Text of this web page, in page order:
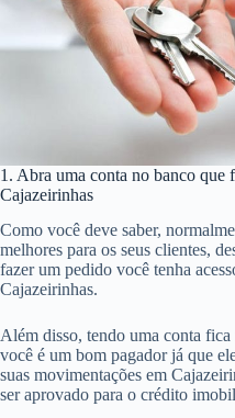
1. Abra uma conta no banco que
Cajazeirinhas
Como você deve saber,
melhores para os seus clientes,
fazer um pedido você tenha
Cajazeirinhas.
Além disso, tendo uma conta
você é um bom pagador já que
suas movimentações em
ser aprovado para o crédito